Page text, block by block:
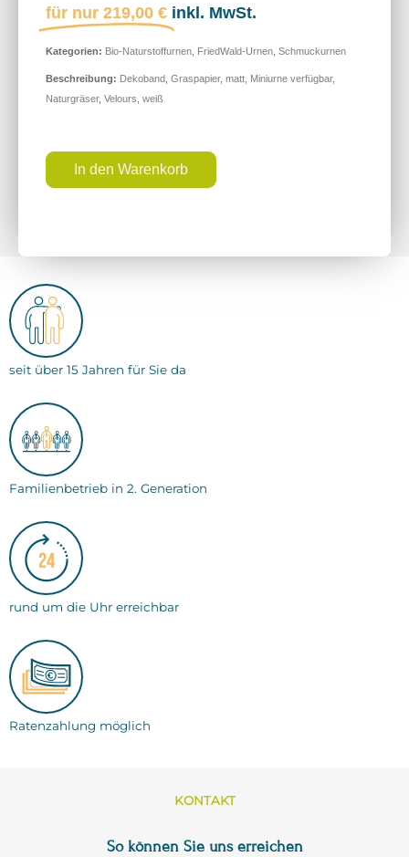
für nur 219,00 € inkl. MwSt.
Kategorien: Bio-Naturstoffurnen FriedWald-Urnen Schmuckurnen
Beschreibung: Dekoband Graspapier, matt Miniurne verfügbar,
Naturgräser, Velours weiß
In den Warenkorb
seit über 15 Jahren für Sie da
Familienbetrieb in 2. Generation
rund um die Uhr erreichbar
Ratenzahlung möglich
KONTAKT
So können Sie uns erreichen